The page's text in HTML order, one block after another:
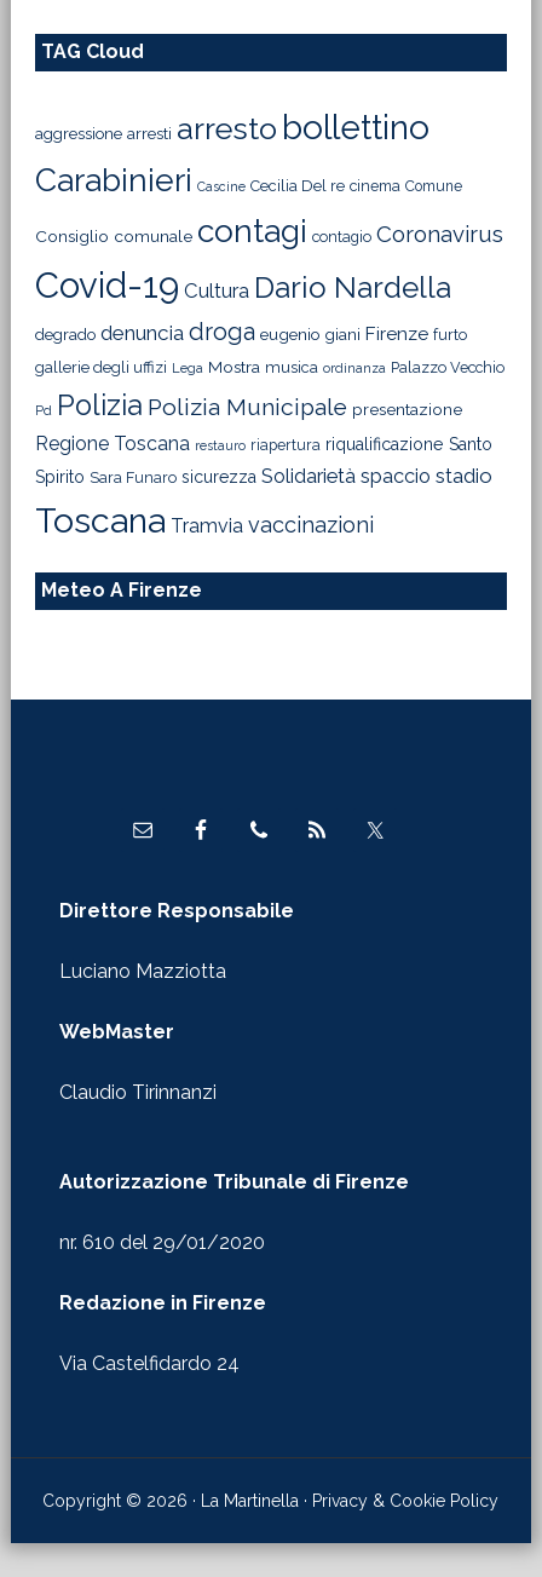
TAG Cloud
aggressione arresti arresto bollettino
Carabinieri Cascine Cecilia Del re cinema Comune
Consiglio comunale contagi contagio Coronavirus
Covid-19 Cultura Dario Nardella
degrado denuncia droga eugenio giani Firenze furto
gallerie degli uffizi Lega Mostra musica ordinanza Palazzo Vecchio
Pd Polizia Polizia Municipale presentazione
Regione Toscana restauro riapertura riqualificazione Santo
Spirito Sara Funaro sicurezza Solidarietà spaccio stadio
Toscana Tramvia vaccinazioni
Meteo A Firenze
Direttore Responsabile
Luciano Mazziotta
WebMaster
Claudio Tirinnanzi
Autorizzazione Tribunale di Firenze
nr. 610 del 29/01/2020
Redazione in Firenze
Via Castelfidardo 24
Copyright © 2026 · La Martinella · Privacy & Cookie Policy